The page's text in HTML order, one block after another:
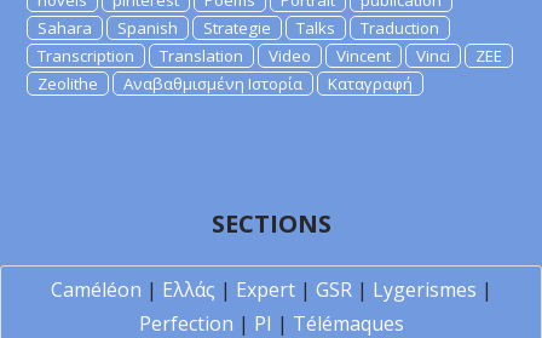
Sahara
Spanish Strategie Talks
Traduction
Transcription
Translation Video Vincent Vinci
ZEE
Zeolithe
Αναβαθμισμένη Ιστορία Καταγραφή
SECTIONS
Caméléon | Ελλάς | Expert| GSR| Lygerismes |
Perfection | PI | Télémaques